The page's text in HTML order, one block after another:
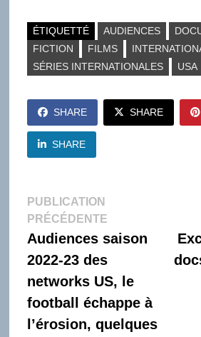
ÉTIQUETTÉ AUDIENCES
FICTION
FILMS
SÉRIES INTERNATIONALES
USA
SHARE SHARE
SHARE
Navigation
de
l’article
PUBLICATION
PRÉCÉDENTEPublication
précédente :
Audiences saison
2022-23 des
networks US, le
football échappe à
l’érosion, quelques